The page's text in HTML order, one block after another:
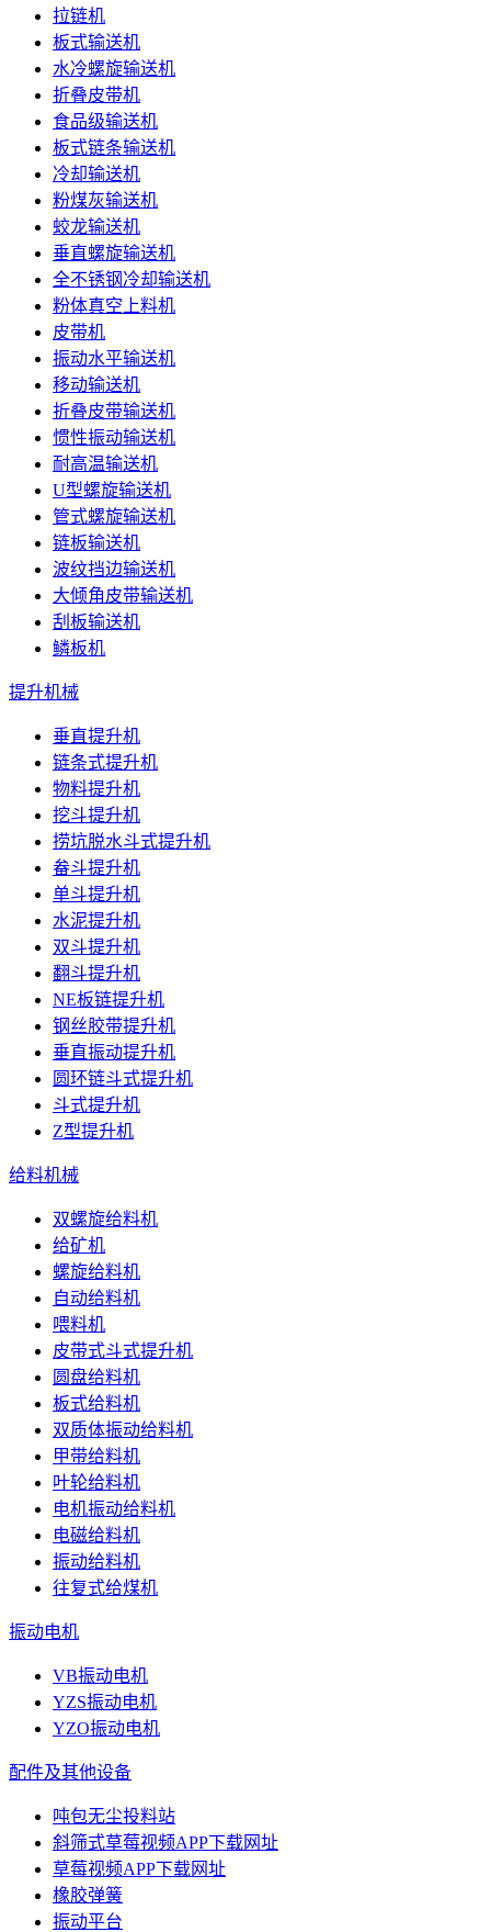
拉链机
板式输送机
水冷螺旋输送机
折叠皮带机
食品级输送机
板式链条输送机
冷却输送机
粉煤灰输送机
蛟龙输送机
垂直螺旋输送机
全不锈钢冷却输送机
粉体真空上料机
皮带机
振动水平输送机
移动输送机
折叠皮带输送机
惯性振动输送机
耐高温输送机
U型螺旋输送机
管式螺旋输送机
链板输送机
波纹挡边输送机
大倾角皮带输送机
刮板输送机
鳞板机
提升机械
垂直提升机
链条式提升机
物料提升机
挖斗提升机
捞坑脱水斗式提升机
畚斗提升机
单斗提升机
水泥提升机
双斗提升机
翻斗提升机
NE板链提升机
钢丝胶带提升机
垂直振动提升机
圆环链斗式提升机
斗式提升机
Z型提升机
给料机械
双螺旋给料机
给矿机
螺旋给料机
自动给料机
喂料机
皮带式斗式提升机
圆盘给料机
板式给料机
双质体振动给料机
甲带给料机
叶轮给料机
电机振动给料机
电磁给料机
振动给料机
往复式给煤机
振动电机
VB振动电机
YZS振动电机
YZO振动电机
配件及其他设备
吨包无尘投料站
斜筛式草莓视频APP下载网址
草莓视频APP下载网址
橡胶弹簧
振动平台